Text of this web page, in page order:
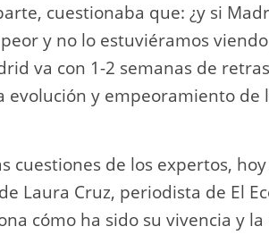
cuestionaba que: ¿y si
y no lo estuviéramos
va con 1-2 semanas de
evolución y empeoramiento de
cuestiones de los expertos,
Laura Cruz, periodista de El
cómo ha sido su vivencia y